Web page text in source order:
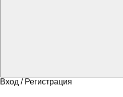
Вход / Регистрация